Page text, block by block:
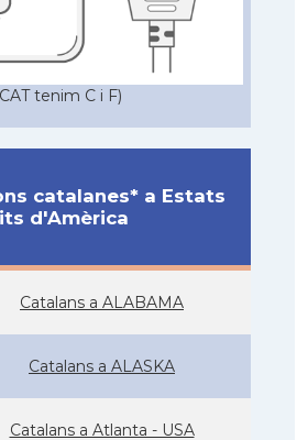
tenim C i F)
catalanes* a Estats
d'Amèrica
Catalans a ALABAMA
Catalans a ALASKA
Catalans a Atlanta - USA